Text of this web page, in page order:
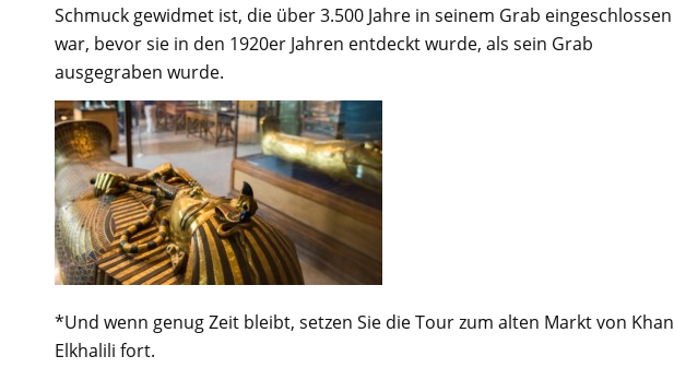
Schmuck gewidmet ist, die über 3.500 Jahre in seinem Grab eingeschlossen
war, bevor sie in den 1920er Jahren entdeckt wurde, als sein Grab
ausgegraben wurde.
*Und wenn genug Zeit bleibt, setzen Sie die Tour zum alten Markt von Khan
Elkhalili fort.